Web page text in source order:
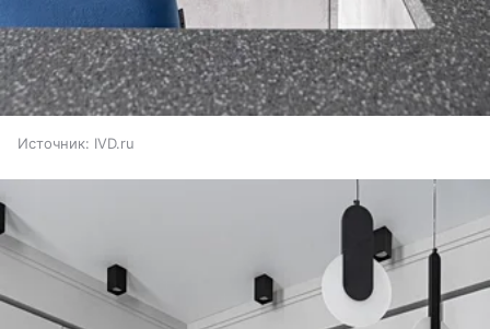
Источник: IVD.ru